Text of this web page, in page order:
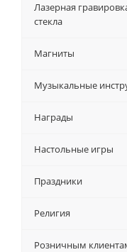
Лазерная
стекла
Магниты
Музыкальные
Награды
Настольные игры
Праздники
Религия
Розничным